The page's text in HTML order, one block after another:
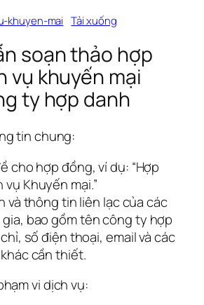
khuyen-mai Tải xuống
soạn thảo hợp
vụ khuyến mại
ty hợp danh
tin chung:
cho hợp đồng, ví dụ: “Hợp
Khuyến mại.”
và thông tin liên lạc của các
bao gồm tên công ty hợp
số điện thoại, email và các
cần thiết.
vi dịch vụ: